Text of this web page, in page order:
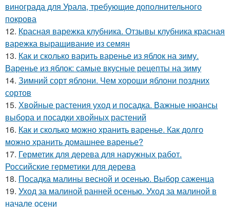
винограда для Урала, требующие дополнительного
покрова
12. Красная варежка клубника. Отзывы клубника красная
варежка выращивание из семян
13. Как и сколько варить варенье из яблок на зиму.
Варенье из яблок: самые вкусные рецепты на зиму
14. Зимний сорт яблони. Чем хороши яблони поздних
сортов
15. Хвойные растения уход и посадка. Важные нюансы
выбора и посадки хвойных растений
16. Как и сколько можно хранить варенье. Как долго
можно хранить домашнее варенье?
17. Герметик для дерева для наружных работ.
Российские герметики для дерева
18. Посадка малины весной и осенью. Выбор саженца
19. Уход за малиной ранней осенью. Уход за малиной в
начале осени